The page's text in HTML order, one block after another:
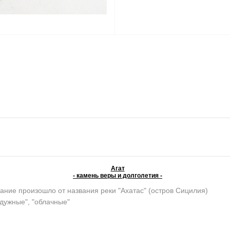
Агат
- камень веры и долголетия -
произошло от названия реки "Ахатас" (остров Сицилия)
"облачные"